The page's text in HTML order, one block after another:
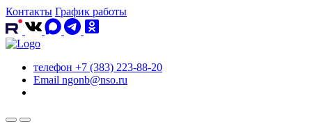
Контакты График работы
телефон +7 (383) 223-88-20
Email ngonb@nso.ru